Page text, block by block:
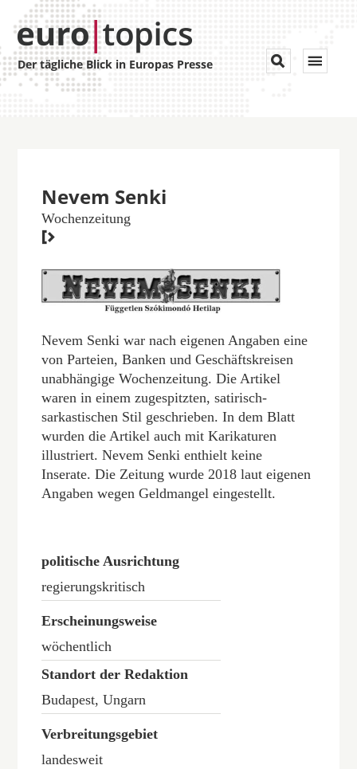
Der tägliche Blick in Europas Presse Toggle


Nevem Senki
Wochenzeitung

Nevem Senki war nach eigenen Angaben eine
von Parteien, Banken und Geschäftskreisen
unabhängige Wochenzeitung. Die Artikel
waren in einem zugespitzten, satirisch-
sarkastischen Stil geschrieben. In dem Blatt
wurden die Artikel auch mit Karikaturen
illustriert. Nevem Senki enthielt keine
Inserate. Die Zeitung wurde 2018 laut eigenen
Angaben wegen Geldmangel eingestellt.
politische Ausrichtung
regierungskritisch
Erscheinungsweise
wöchentlich
Standort der Redaktion
Budapest, Ungarn
Verbreitungsgebiet
landesweit